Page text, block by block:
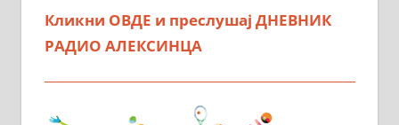
Кликни ОВДЕ и преслушај ДНЕВНИК
РАДИО АЛЕКСИНЦА